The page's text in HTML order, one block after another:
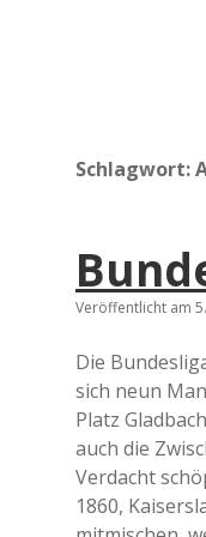
Schlagwort:
Veröffentlicht am
Die
sich neun
Platz
auch die
Verdacht
1860,